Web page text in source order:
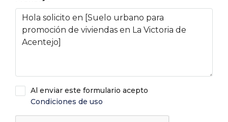
Al enviar este formulario acepto
Condiciones de uso